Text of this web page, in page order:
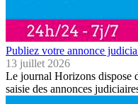
Publiez votre annonce
13 juillet 2026
Le journal Horizons dispose
saisie des annonces